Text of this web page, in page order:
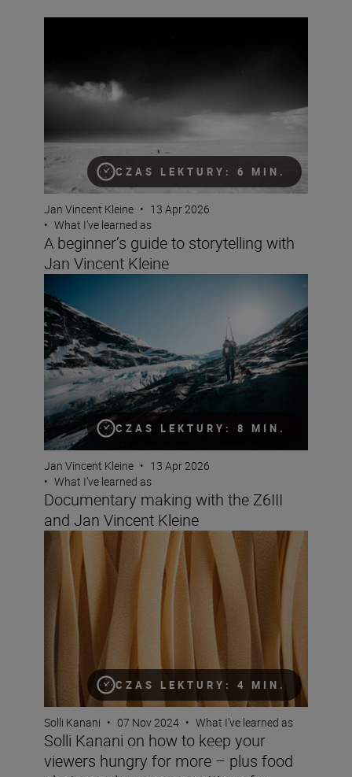
CZAS LEKTURY: 6 MIN.
Jan Vincent Kleine • 13 Apr 2026
• What I’ve learned as
A beginner’s guide to storytelling with
Jan Vincent Kleine
CZAS LEKTURY: 8 MIN.
Documentary making with the Z6III and Jan Vincent
Jan Vincent Kleine • 13 Apr 2026
• What I’ve learned as
Documentary making with the Z6III
and Jan Vincent Kleine
CZAS LEKTURY: 4 MIN.
Solli Kanani on how to keep your viewers hungry for
Solli Kanani • 07 Nov 2024 • What I’ve learned as
Solli Kanani on how to keep your
viewers hungry for more – plus food